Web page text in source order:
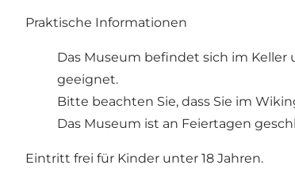
Praktische Informationen
Das Museum befindet sich im
geeignet.
Bitte beachten Sie, dass Sie im
Das Museum ist an Feiertagen
Eintritt frei für Kinder unter 18 Jahren.